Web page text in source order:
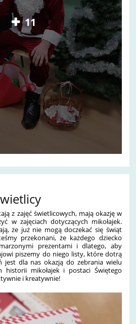
11
z zajęć świetlicowych, mają okazję w
w zajęciach dotyczących mikołajek.
że już nie mogą doczekać się świąt
przekonani, że każdego dziecko
prezentami i dlatego, aby
piszemy do niego listy, które dotrą
jest dla nas okazją do zebrania wielu
historii mikołajek i postaci Świętego
i kreatywnie!